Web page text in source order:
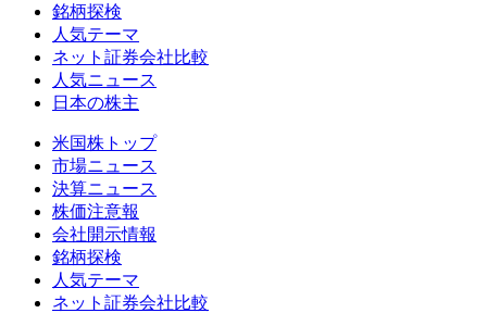
銘柄探検
人気テーマ
ネット証券会社比較
人気ニュース
日本の株主
米国株トップ
市場ニュース
決算ニュース
株価注意報
会社開示情報
銘柄探検
人気テーマ
ネット証券会社比較